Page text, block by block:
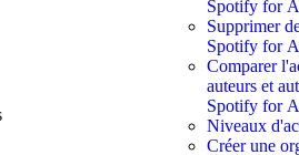
Spotify for
Supprimer
Spotify for
Comparer
auteurs et
Spotify for
Niveaux
Créer une